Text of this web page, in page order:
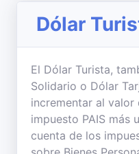
Dólar
El Dólar Turista,
Solidario o Dólar
incrementar al
impuesto PAIS más
cuenta de los